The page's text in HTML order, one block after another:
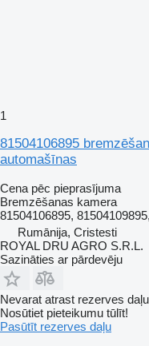
1
81504106895
automašīnas
Cena pēc pieprasījuma
Bremzēšanas kamera
81504106895,
Rumānija, Cristesti
ROYAL DRU AGRO S.R.L.
Sazināties ar pārdevēju
Nevarat atrast rezerves
Nosūtiet pieteikumu tūlīt!
Pasūtīt rezerves daļu